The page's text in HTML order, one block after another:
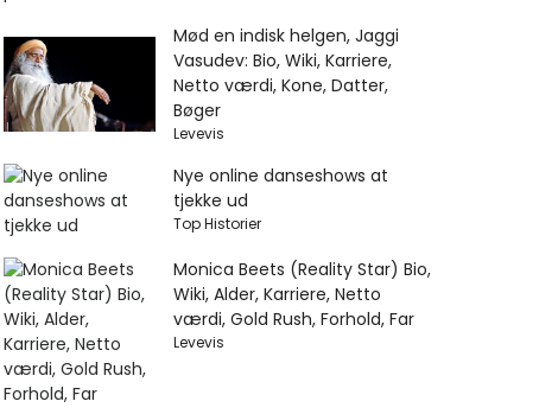
Mød en indisk helgen, Jaggi
Vasudev: Bio, Wiki, Karriere,
Netto værdi, Kone, Datter,
Bøger
Levevis
Nye online danseshows at
tjekke ud
Top Historier
Monica Beets (Reality Star) Bio,
Wiki, Alder, Karriere, Netto
værdi, Gold Rush, Forhold, Far
Levevis